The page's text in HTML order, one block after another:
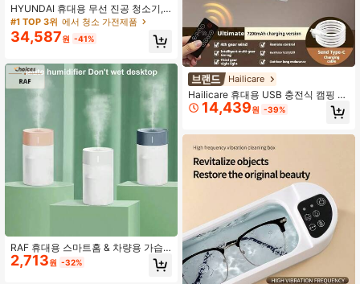
HYUNDAI 휴대용 무선 진공 청소기,
강력한 흡입력으로 가벼움, 건식 및 습
식 2-in-1, 가정, 자동차, 기숙사, 사무
실, 애완동물 털 등을 위한 진공 청소
#1 TOP 3위 에서 청소 가전제품
34,587원 -41%
RAF 휴대용 스마트홈 & 차량용 가습
기, USB 신선한 아로마 디퓨저, 조용
한 증발식 가습기, 260ml 미니 USB
2,713원 -32%
Hailicare
Hailicare 휴대용 USB 충전식 캠핑 팬
조명 포함, 저소음, 삼각대 포함, 풍속
및 밝기 조절 가능, 야외 텐트, 침실, 기
14,439원 -39%